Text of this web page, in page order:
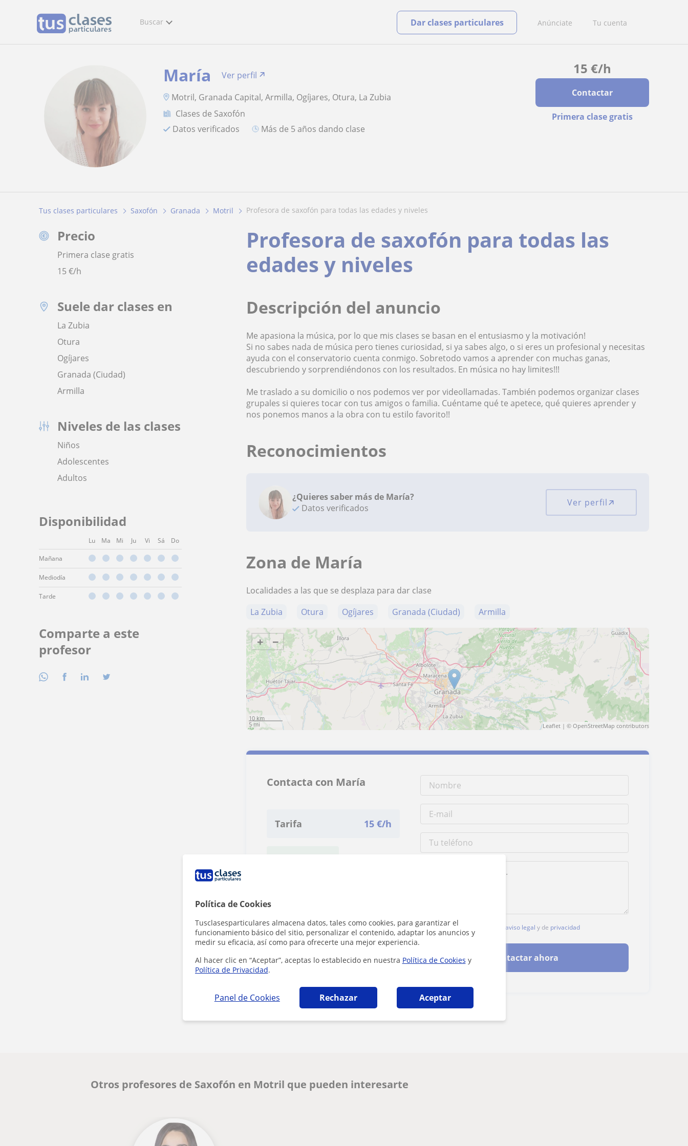
Política de Cookies
Tusclasesparticulares almacena datos, tales como cookies, para garantizar el
funcionamiento básico del sitio, personalizar el contenido, adaptar los anuncios y
medir su eficacia, así como para ofrecerte una mejor experiencia.
Al hacer clic en “Aceptar”, aceptas lo establecido en nuestra Política de Cookies y
Política de Privacidad.
Panel de Cookies Rechazar Aceptar
Buscar Anúnciate Tu cuenta
Dar clases particulares
15 €/h
Contactar
Primera clase gratis
María
Ver perfil
Motril, Granada Capital, Armilla, Ogíjares, Otura, La Zubia
Clases de Saxofón
Datos verificados
más de 5 años dando clase
Tus clases particulares Saxofón Granada Motril profesora de saxofón para todas las edades y niveles
Precio
Primera clase gratis
15€/h
Suele dar clases en
La Zubia
Otura
Ogíjares
Granada (Ciudad)
Armilla
Niveles de las clases
Niños
Adolescentes
Adultos
Disponibilidad
Lu Ma Mi Ju Vi Sá Do
Mañana
Mediodía
Tarde
Comparte a este
profesor
Profesora de saxofón para todas las
edades y niveles
Descripción del anuncio
Me apasiona la música, por lo que mis clases se basan en el entusiasmo y la motivación!
Si no sabes nada de música pero tienes curiosidad, si ya sabes algo, o si eres un profesional y necesitas
ayuda con el conservatorio cuenta conmigo. Sobretodo vamos a aprender con muchas ganas,
descubriendo y sorprendiéndonos con los resultados. En música no hay limites!!!
Me traslado a su domicilio o nos podemos ver por videollamadas. También podemos organizar clases
grupales si quieres tocar con tus amigos o familia. Cuéntame qué te apetece, qué quieres aprender y
nos ponemos manos a la obra con tu estilo favorito!!
Reconocimientos
¿Quieres saber más de María?
Datos verificados
Ver perfil
Zona de María
Localidades a las que se desplaza para dar clase
La Zubia
Otura Ogíjares Granada (Ciudad) Armilla
+ −
10 km
5 mi
Leaflet| © OpenStreetMap contributors
Contacta con María
Tarifa 15 €/h
Al hacer clic, aceptas nuestro aviso legal y de privacidad
Contactar ahora
¿Hay algún error en este perfil? Cuéntanos
Otros profesores de Saxofón en Motril que pueden interesarte